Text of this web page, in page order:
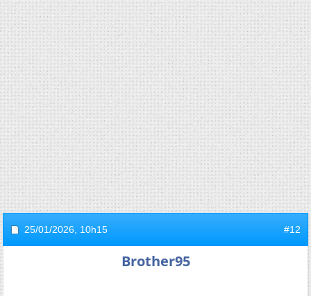
25/01/2026, 10h15 #12
Brother95